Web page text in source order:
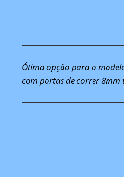
Ótima opção para o
com portas de correr 8mm